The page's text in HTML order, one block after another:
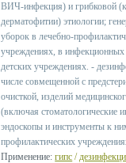
ВИЧ-инфекция) и грибковой
дерматофитии) этиологии;
уборок в лечебно-
учреждениях, в инфекционных
детских учреждениях. -
числе совмещенной с
очисткой, изделий
(включая стоматологические
эндоскопы и инструменты к
профилактических
Применение: гипс /